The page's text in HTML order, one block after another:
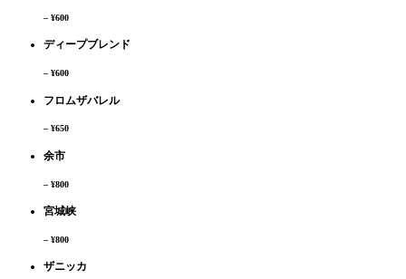
– ¥600
ディープブレンド
– ¥600
フロムザバレル
– ¥650
余市
– ¥800
宮城峡
– ¥800
ザニッカ